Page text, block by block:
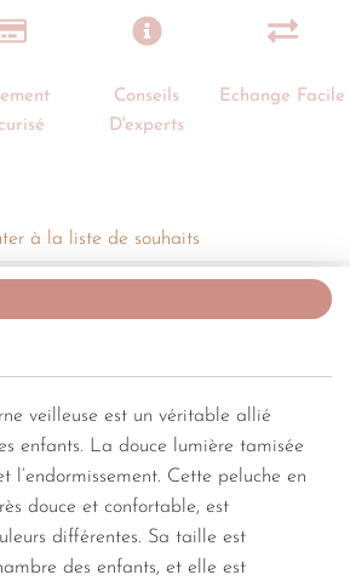
Conseils
D'experts
Echange Facile
à la liste de souhaits
veilleuse est un véritable allié
enfants. La douce lumière tamisée
l’endormissement. Cette peluche en
douce et confortable, est
différentes. Sa taille est
des enfants, et elle est